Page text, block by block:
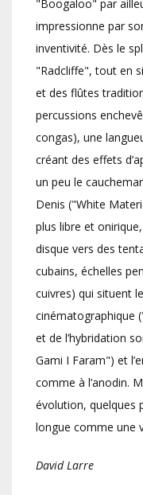
"Boogaloo" par
impressionne par
inventivité. Dès le
"Radcliffe", tout en
et des flûtes
percussions
congas), une
créant des effets
un peu le
Denis ("White
plus libre et
disque vers des
cubains, échelles
cuivres) qui situent
cinématographique
et de l’hybridation
Gami I Faram") et
comme à l’anodin.
évolution, quelques
longue comme une
David Larre